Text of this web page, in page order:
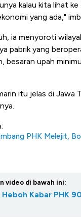
kalau kita lihat
yang ada,"
ia menyoroti
pabrik yang
besaran upah
itu jelas di Jawa
PHK Melejit,
video di bawah ini:
Kabar PHK